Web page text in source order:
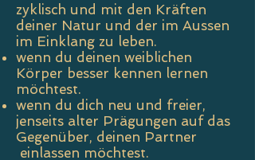
zyklisch und mit den Kräften
deiner Natur und der im Aussen
im Einklang zu leben.
​wenn du deinen weiblichen
Körper besser kennen lernen
möchtest.
​wenn du dich neu und freier,
jenseits alter Prägungen auf das
Gegenüber, deinen Partner
einlassen möchtest.